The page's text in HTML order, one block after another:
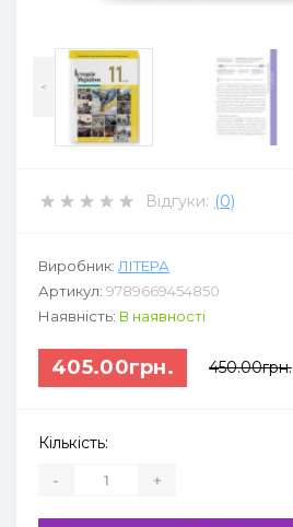
<
Відгуки: (0)
Виробник: ЛІТЕРА
Артикул: 9789669454850
Наявність: В наявності
405.00грн. 450.00грн.
Кількість:
- +